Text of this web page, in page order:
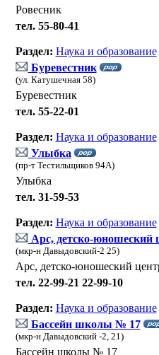
Ровесник
тел. 55-80-41
Раздел: Наука и образование
Буревестник
(ул. Катушечная 58)
Буревестник
тел. 55-22-01
Раздел: Наука и образование
Улыбка
(пр-т Тестильщиков 94А)
Улыбка
тел. 31-59-53
Раздел: Наука и образование
Арс, детско-юношеский
(мкр-н Давыдовский-2 25)
Арс, детско-юношеский
тел. 22-99-21 22-99-10
Раздел: Наука и образование
Бассейн школы № 17
(мкр-н Давыдовский -2, 21)
Бассейн школы № 17